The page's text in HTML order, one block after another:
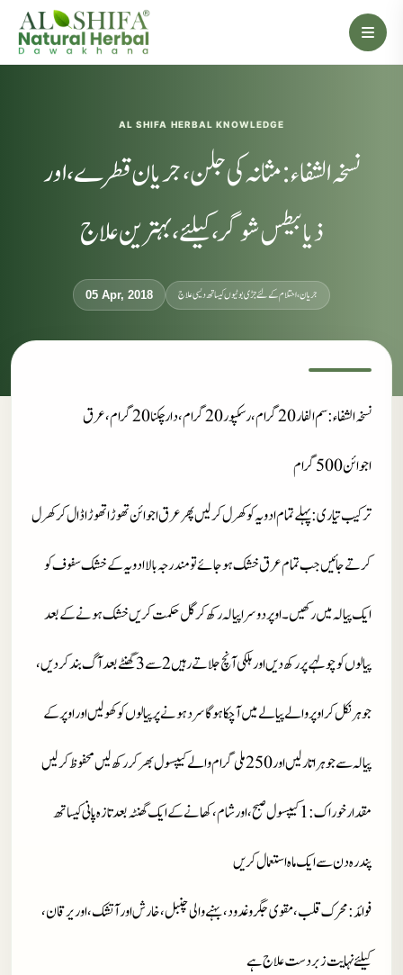
AL SHIFA HERBAL KNOWLEDGE
نسخہ الشفاء : مثانہ کی جلن، جریان قطرے، اور
ذیابیطس شوگر، کیلئے، بہترین علاج
05 Apr, 2018 جریان، احتلام کےلئے جڑی بوٹیوں کیساتھ دیسی علاج
نسخہ الشفاء : سم الفار 20 گرام، رسکپور20 گرام، دار چکنا 20 گرام، عرق
اجوائن 500 گرام
ترکیب تیاری : پہلے تمام ادویہ کو کھرل کرلیں پھر عرق اجوائن تھوڑا تھوڑا ڈال کر کھرل
کرتے جائیں جب تمام عرق خشک ہوجائے تو مندرجہ بالا ادویہ کے خشک سفوف کو
ایک پیالہ میں رکھیں۔ اوپر دوسرا پیالہ رکھ کر گل حکمت کریں خشک ہونےکے بعد
پیالوں کو چولہے پر رکھ دیں اور ہلکی آنچ جلا تے رہیں2سے3گھنٹے بعد آگ بند کردیں،
جوہر نکل کر اوپر والے پیالے میں آچکا ہوگا سرد ہونے پر پیالوں کو کھولیں اور اوپر کے
پیالہ سے جوہر اتار لیں اور250ملی گرام والے کیپسول بھر کر رکھ لیں محفوظ کرلیں
مقدارخوراک : 1 کیپسول صبح، اور شام، کھانے کے ایک گھنٹہ بعد تازہ پانی کیساتھ
پندرہ دن سے ایک ماہ استعمال کریں
فوائد : محرک قلب، مقوی جگر و غدود، بہنے والی چنبل، خارش اور آتشک، اور یرقان،
کیلئے نہایت زبر دست علاج ہے